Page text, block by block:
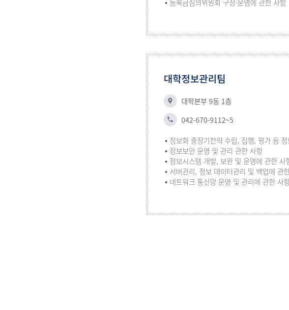
등록금심의위원회 구성·운영에 관한 사항
대학정보관리팀
대학본부 9동 1층
042-670-9112~5
정보화 중장기전략 수립, 집행, 평가 등
정보보안 운영 및 관리 관한 사항
정보시스템 개발, 보완 및 운영에 관한 사
서버관리, 정보 데이터관리 및 백업에 관
네트워크 통신망 운영 및 관리에 관한 사